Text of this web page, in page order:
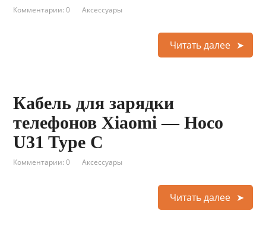
Комментарии: 0 Аксессуары
Читать далее
Кабель для зарядки
телефонов Xiaomi — Hoco
U31 Type C
Комментарии: 0 Аксессуары
Читать далее